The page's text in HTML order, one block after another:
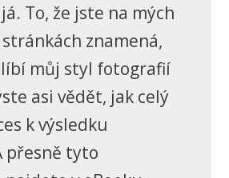
To, že jste na mých
znamená,
líbí můj styl fotografií
asi vědět, jak celý
k výsledku
přesně tyto